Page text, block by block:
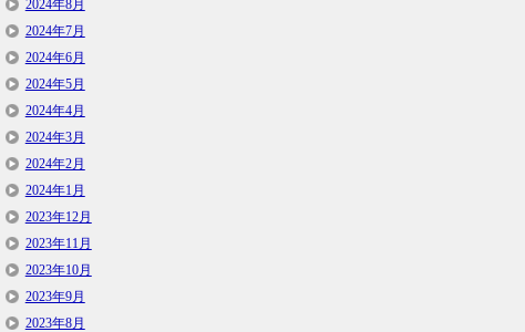
2024年8月
2024年7月
2024年6月
2024年5月
2024年4月
2024年3月
2024年2月
2024年1月
2023年12月
2023年11月
2023年10月
2023年9月
2023年8月